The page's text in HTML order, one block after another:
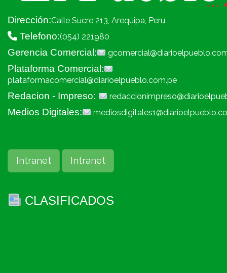
Dirección:Calle Sucre 213, Arequipa, Peru
Telefono:(054) 221980
Gerencia Comercial:
Plataforma Comercial:
plataformacomercial@diarioelpueblo.com.pe
Redacion - Impreso:
Medios Digitales:
Intranet Intranet
CLASIFICADOS